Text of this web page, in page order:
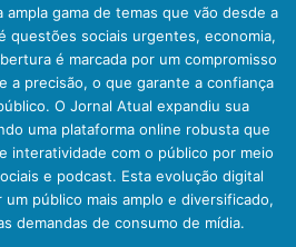
gama de temas que vão desde a
questões sociais urgentes, economia,
é marcada por um compromisso
a precisão, o que garante a confiança
O Jornal Atual expandiu sua
uma plataforma online robusta que
interatividade com o público por meio
e podcast. Esta evolução digital
um público mais amplo e diversificado,
demandas de consumo de mídia.